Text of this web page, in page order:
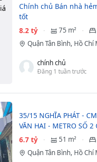
Chính chủ Bán nhà
tốt
8.2 tỷ
75 m²
Quận Tân Bình, Hồ Chí
chính chủ
Đăng 1 tuần trước
35/15 NGHĨA PHÁT -
VĂN HAI - METRO SỐ 2
6.7 tỷ
51 m²
Quận Tân Bình, Hồ Chí